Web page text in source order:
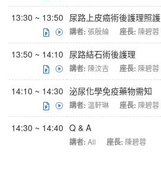
13:30 ~ 13:50 尿路上皮癌術後護理照護
講者: 張殷綸 座長: 陳碧蓉
13:50 ~ 14:10 尿路結石術後護理
講者: 陳汶吉 座長: 陳碧蓉
14:10 ~ 14:30 泌尿化學免疫藥物需知
講者: 温軒琳 座長: 陳碧蓉
14:30 ~ 14:40 Q & A
講者: All 座長: 陳碧蓉